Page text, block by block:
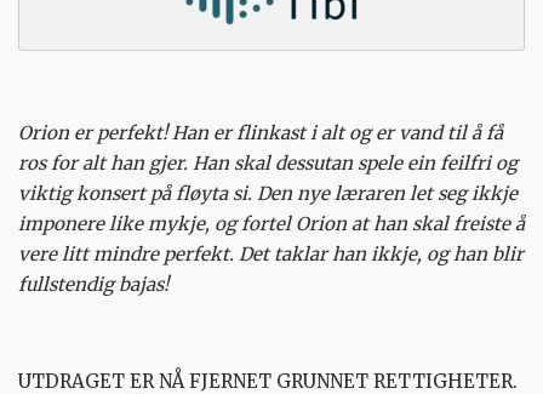
Orion er perfekt! Han er flinkast i alt og er vand til å få
ros for alt han gjer. Han skal dessutan spele ein feilfri og
viktig konsert på fløyta si. Den nye læraren let seg ikkje
imponere like mykje, og fortel Orion at han skal freiste å
vere litt mindre perfekt. Det taklar han ikkje, og han blir
fullstendig bajas!
UTDRAGET ER NÅ FJERNET GRUNNET RETTIGHETER.